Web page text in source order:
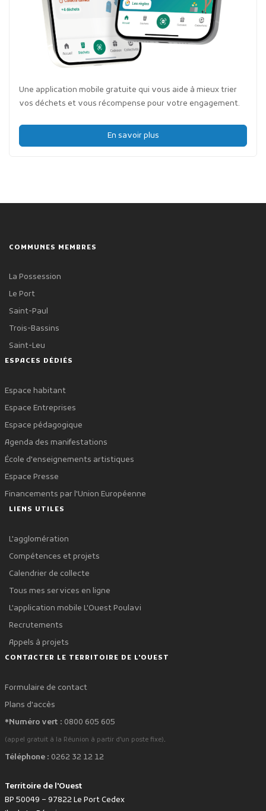
Une application mobile gratuite qui vous aide à mieux trier
vos déchets et vous récompense pour votre engagement.
En savoir plus
COMMUNES MEMBRES
La Possession
Le Port
Saint-Paul
Trois-Bassins
Saint-Leu
ESPACES DÉDIÉS
Espace habitant
Espace Entreprises
Espace pédagogique
Agenda des manifestations
École d'enseignements artistiques
Espace Presse
Financements par l'Union Européenne
LIENS UTILES
L'agglomération
Compétences et projets
Calendrier de collecte
Tous mes services en ligne
L'application mobile L'Ouest Poulavi
Recrutements
Appels à projets
CONTACTER LE TERRITOIRE DE L'OUEST
Formulaire de contact
Plans d'accès
*Numéro vert : 0800 605 605
(appel gratuit à la Réunion à partir d'un poste fixe).
Téléphone : 0262 32 12 12
Territoire de l'Ouest
BP 50049 – 97822 Le Port Cedex